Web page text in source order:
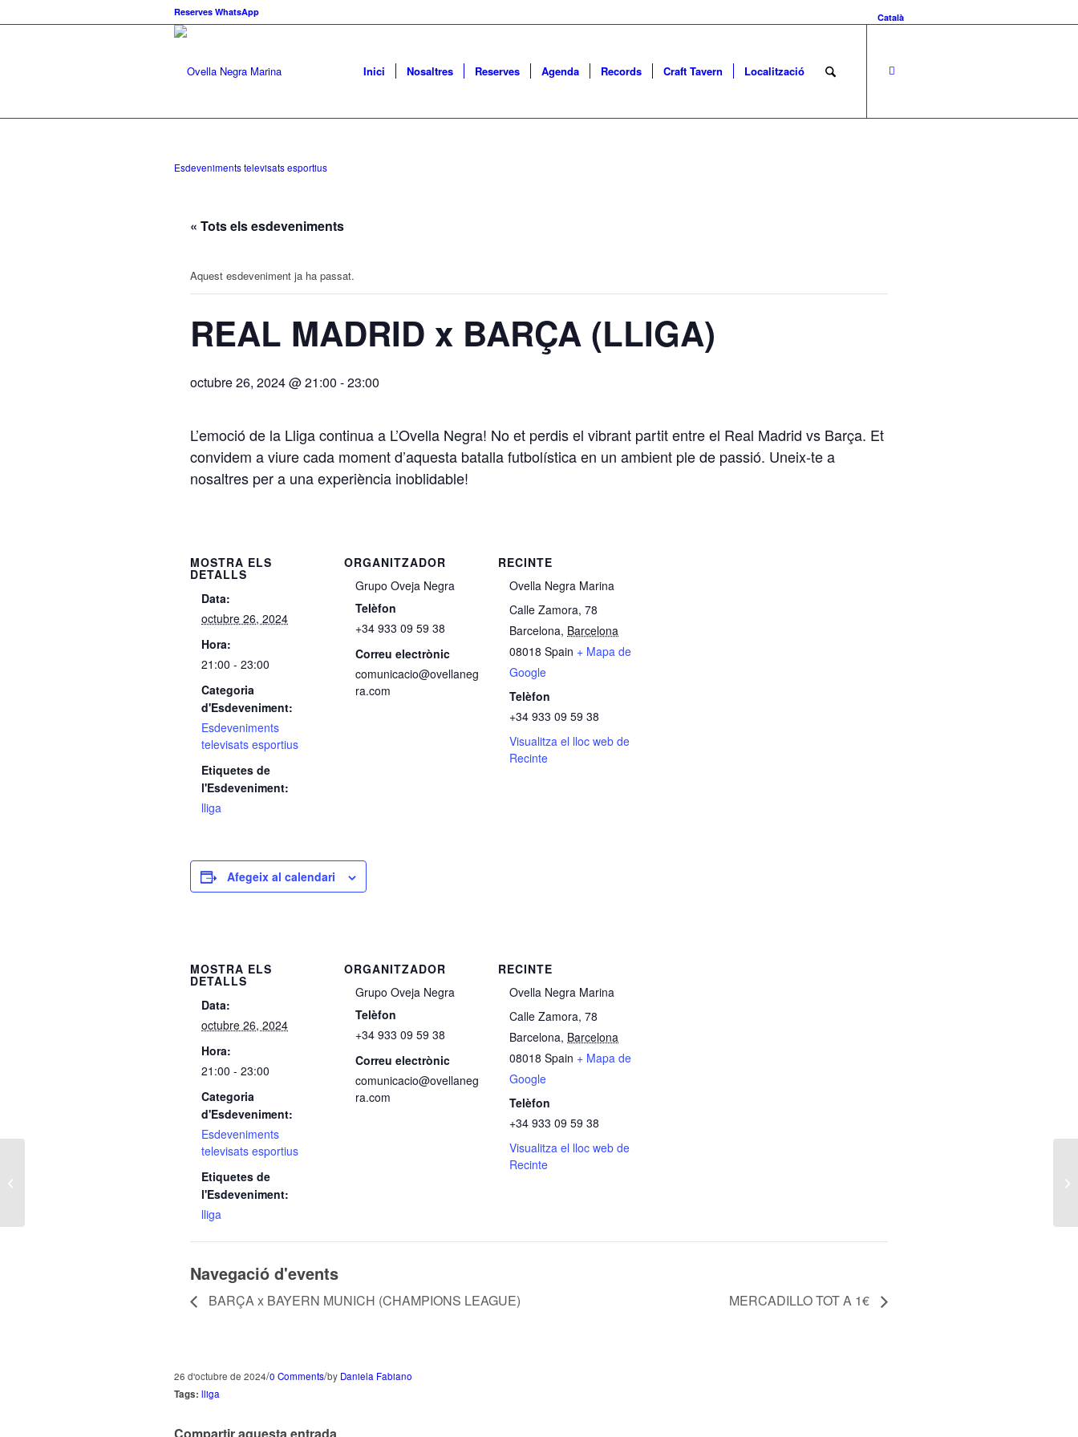
Català
Reserves WhatsApp
Inici Nosaltres Reserves Agenda Records Craft Tavern Localització
Esdeveniments televisats esportius
« Tots els esdeveniments
Aquest esdeveniment ja ha passat.
REAL MADRID x BARÇA (LLIGA)
octubre 26, 2024 @ 21:00 -23:00
L’emoció de la Lliga continua a L’Ovella Negra! No et perdis el vibrant partit entre el Real Madrid vs Barça. Et
convidem a viure cada moment d’aquesta batalla futbolística en un ambient ple de passió. Uneix-te a
nosaltres per a una experiència inoblidable!
MOSTRA ELS
DETALLS
Data:
octubre 26, 2024
Hora:
21:00 - 23:00
Categoria
d'Esdeveniment:
Esdeveniments
televisats esportius
Etiquetes de
l'Esdeveniment:
lliga
ORGANITZADOR
Grupo Oveja Negra
Telèfon
+34 933 09 59 38
Correu electrònic
comunicacio@ovellaneg
ra.com
RECINTE
Ovella Negra Marina
Calle Zamora, 78
Barcelona, Barcelona
08018 Spain + Mapa de
Google
Telèfon
+34 933 09 59 38
Visualitza el lloc web de
Recinte
Afegeix al calendari
MOSTRA ELS
DETALLS
Data:
octubre 26, 2024
Hora:
21:00 - 23:00
Categoria
d'Esdeveniment:
Esdeveniments
televisats esportius
Etiquetes de
l'Esdeveniment:
lliga
ORGANITZADOR
Grupo Oveja Negra
Telèfon
+34 933 09 59 38
Correu electrònic
comunicacio@ovellaneg
ra.com
RECINTE
Ovella Negra Marina
Calle Zamora, 78
Barcelona, Barcelona
08018 Spain + Mapa de
Google
Telèfon
+34 933 09 59 38
Visualitza el lloc web de
Recinte
Navegació d'events
BARÇA x BAYERN MUNICH (CHAMPIONS LEAGUE) MERCADILLO TOT A 1€
26 d'octubre de 2024/0 Comments/by Daniela Fabiano
Tags: lliga